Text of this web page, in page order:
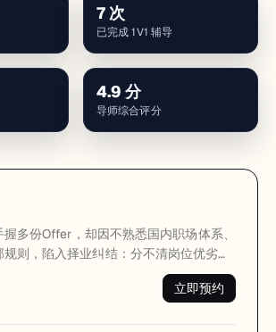
7 次
已完成 1V1 辅导
4.9 分
导师综合评分
多份Offer，却因不熟悉国内职场体系、
则，陷入择业纠结：分不清岗位优劣、
差距、仅凭薪资表面判断、担心选错赛道
摒弃单一的薪资对比，从岗位适配度、长
立即预约